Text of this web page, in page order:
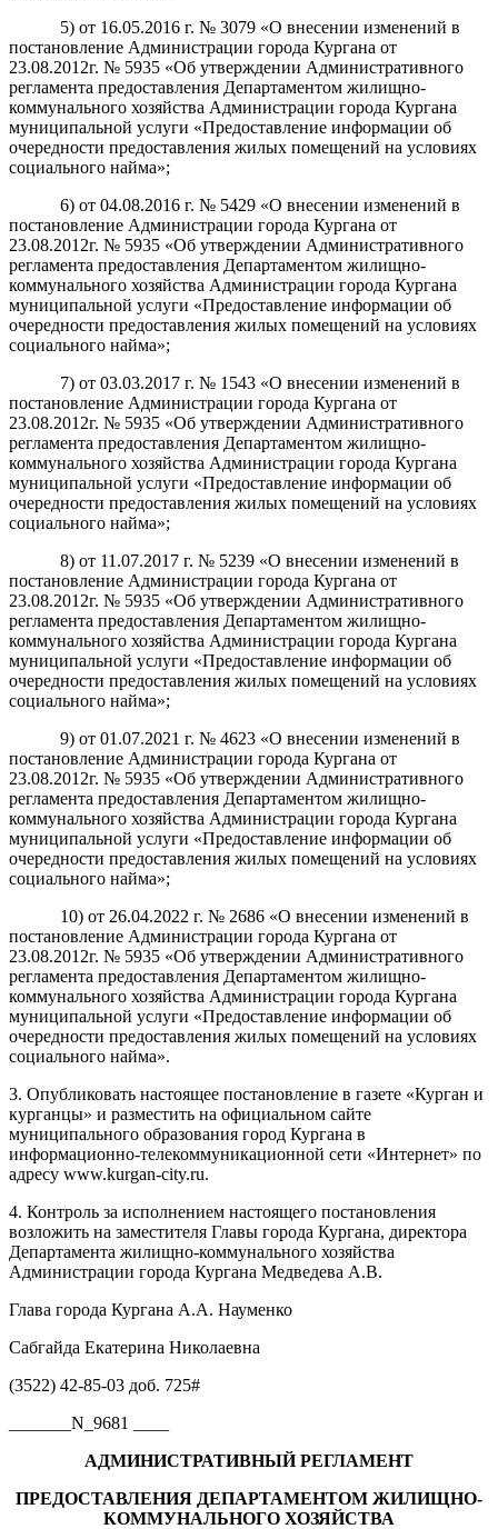
5) от 16.05.2016 г. № 3079 «О внесении изменений в
постановление Администрации города Кургана от
23.08.2012г. № 5935 «Об утверждении Административного
регламента предоставления Департаментом жилищно-
коммунального хозяйства Администрации города Кургана
муниципальной услуги «Предоставление информации об
очередности предоставления жилых помещений на условиях
социального найма»;
6) от 04.08.2016 г. № 5429 «О внесении изменений в
постановление Администрации города Кургана от
23.08.2012г. № 5935 «Об утверждении Административного
регламента предоставления Департаментом жилищно-
коммунального хозяйства Администрации города Кургана
муниципальной услуги «Предоставление информации об
очередности предоставления жилых помещений на условиях
социального найма»;
7) от 03.03.2017 г. № 1543 «О внесении изменений в
постановление Администрации города Кургана от
23.08.2012г. № 5935 «Об утверждении Административного
регламента предоставления Департаментом жилищно-
коммунального хозяйства Администрации города Кургана
муниципальной услуги «Предоставление информации об
очередности предоставления жилых помещений на условиях
социального найма»;
8) от 11.07.2017 г. № 5239 «О внесении изменений в
постановление Администрации города Кургана от
23.08.2012г. № 5935 «Об утверждении Административного
регламента предоставления Департаментом жилищно-
коммунального хозяйства Администрации города Кургана
муниципальной услуги «Предоставление информации об
очередности предоставления жилых помещений на условиях
социального найма»;
9) от 01.07.2021 г. № 4623 «О внесении изменений в
постановление Администрации города Кургана от
23.08.2012г. № 5935 «Об утверждении Административного
регламента предоставления Департаментом жилищно-
коммунального хозяйства Администрации города Кургана
муниципальной услуги «Предоставление информации об
очередности предоставления жилых помещений на условиях
социального найма»;
10) от 26.04.2022 г. № 2686 «О внесении изменений в
постановление Администрации города Кургана от
23.08.2012г. № 5935 «Об утверждении Административного
регламента предоставления Департаментом жилищно-
коммунального хозяйства Администрации города Кургана
муниципальной услуги «Предоставление информации об
очередности предоставления жилых помещений на условиях
социального найма».
3. Опубликовать настоящее постановление в газете «Курган и
курганцы» и разместить на официальном сайте
муниципального образования город Кургана в
информационно-телекоммуникационной сети «Интернет» по
адресу www.kurgan-city.ru.
4. Контроль за исполнением настоящего постановления
возложить на заместителя Главы города Кургана, директора
Департамента жилищно-коммунального хозяйства
Администрации города Кургана Медведева А.В.
Глава города Кургана А.А. Науменко
Сабгайда Екатерина Николаевна
(3522) 42-85-03 доб. 725#
_______N_9681 ____
АДМИНИСТРАТИВНЫЙ РЕГЛАМЕНТ
ПРЕДОСТАВЛЕНИЯ ДЕПАРТАМЕНТОМ ЖИЛИЩНО-
КОММУНАЛЬНОГО ХОЗЯЙСТВА